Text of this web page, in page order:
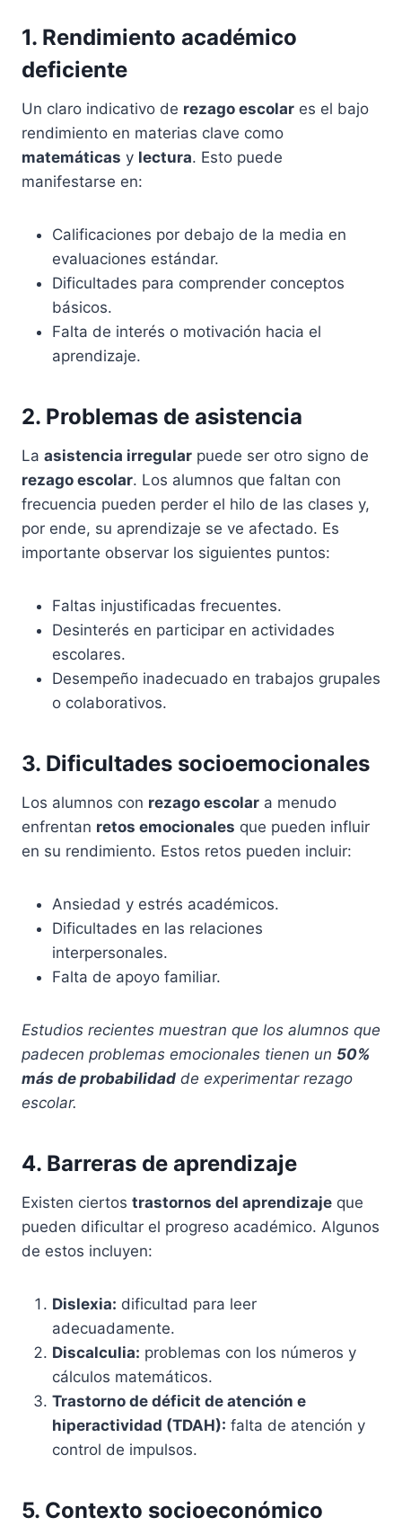
1. Rendimiento académico
deficiente
Un claro indicativo de rezago escolar es el bajo
rendimiento en materias clave como
matemáticas y lectura. Esto puede
manifestarse en:
Calificaciones por debajo de la media en
evaluaciones estándar.
Dificultades para comprender conceptos
básicos.
Falta de interés o motivación hacia el
aprendizaje.
2. Problemas de asistencia
La asistencia irregular puede ser otro signo de
rezago escolar. Los alumnos que faltan con
frecuencia pueden perder el hilo de las clases y,
por ende, su aprendizaje se ve afectado. Es
importante observar los siguientes puntos:
Faltas injustificadas frecuentes.
Desinterés en participar en actividades
escolares.
Desempeño inadecuado en trabajos grupales
o colaborativos.
3. Dificultades socioemocionales
Los alumnos con rezago escolar a menudo
enfrentan retos emocionales que pueden influir
en su rendimiento. Estos retos pueden incluir:
Ansiedad y estrés académicos.
Dificultades en las relaciones
interpersonales.
Falta de apoyo familiar.
Estudios recientes muestran que los alumnos que
padecen problemas emocionales tienen un 50%
más de probabilidad de experimentar rezago
escolar.
4. Barreras de aprendizaje
Existen ciertos trastornos del aprendizaje que
pueden dificultar el progreso académico. Algunos
de estos incluyen:
Dislexia: dificultad para leer
adecuadamente.
Discalculia: problemas con los números y
cálculos matemáticos.
Trastorno de déficit de atención e
hiperactividad (TDAH): falta de atención y
control de impulsos.
5. Contexto socioeconómico